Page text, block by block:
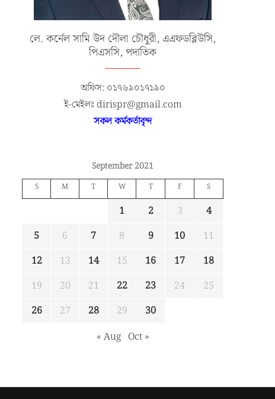
লে. কর্নেল সামি উদ দৌলা চৌধুরী, এএফডব্লিউসি,
পিএসসি, পদাতিক
অফিস: ০১৭৬৯০১৭১৯০
ই-মেইলঃ dirispr@gmail.com
সকল কর্মকর্তাবৃন্দ
September 2021
S M T W T F S
1 2 3
4
5
6 7 8 9 10
11
12
13 14 15 16 17
18
19
20 21 22 23 24
25
26
27 28 29
30
« Aug Oct »